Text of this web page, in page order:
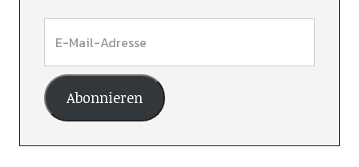
Abonnieren